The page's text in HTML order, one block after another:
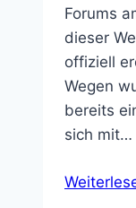
Forums
dieser
offiziell
Wegen
bereits
sich mit…